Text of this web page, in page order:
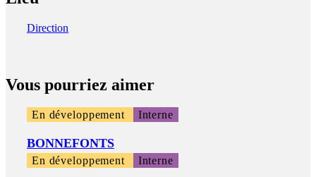
Direction
Vous pourriez aimer
En développement Interne
BONNEFONTS
En développement Interne